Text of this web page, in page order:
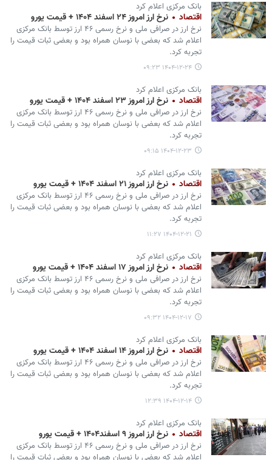
بانک مرکزی اعلام کرد
اقتصاد نرخ ارز امروز ۲۴ اسفند ۱۴۰۴ + قیمت یورو
نرخ ارز در صرافی ملی و نرخ رسمی ۴۶ ارز توسط بانک مرکزی
اعلام شد که بعضی با نوسان همراه بود و بعضی ثبات قیمت را
تجربه کرد.
۱۴۰۴-۱۲-۲۴ ۰۹:۲۳
بانک مرکزی اعلام کرد
اقتصاد نرخ ارز امروز ۲۳ اسفند ۱۴۰۴ + قیمت یورو
نرخ ارز در صرافی ملی و نرخ رسمی ۴۶ ارز توسط بانک مرکزی
اعلام شد که بعضی با نوسان همراه بود و بعضی ثبات قیمت را
تجربه کرد.
۱۴۰۴-۱۲-۲۳ ۰۹:۱۵
بانک مرکزی اعلام کرد
اقتصاد نرخ ارز امروز ۲۱ اسفند ۱۴۰۴ + قیمت یورو
نرخ ارز در صرافی ملی و نرخ رسمی ۴۶ ارز توسط بانک مرکزی
اعلام شد که بعضی با نوسان همراه بود و بعضی ثبات قیمت را
تجربه کرد.
۱۴۰۴-۱۲-۲۱ ۱۱:۲۷
بانک مرکزی اعلام کرد
اقتصاد نرخ ارز امروز ۱۷ اسفند ۱۴۰۴ + قیمت یورو
نرخ ارز در صرافی ملی و نرخ رسمی ۴۶ ارز توسط بانک مرکزی
اعلام شد که بعضی با نوسان همراه بود و بعضی ثبات قیمت را
تجربه کرد.
۱۴۰۴-۱۲-۱۷ ۰۹:۳۲
بانک مرکزی اعلام کرد
اقتصاد نرخ ارز امروز ۱۴ اسفند ۱۴۰۴ + قیمت یورو
نرخ ارز در صرافی ملی و نرخ رسمی ۴۶ ارز توسط بانک مرکزی
اعلام شد که بعضی با نوسان همراه بود و بعضی ثبات قیمت را
تجربه کرد.
۱۴۰۴-۱۲-۱۴ ۱۲:۳۹
بانک مرکزی اعلام کرد
اقتصاد نرخ ارز امروز ۹ اسفند۱۴۰۴ + قیمت یورو
نرخ ارز در صرافی ملی و نرخ رسمی ۴۶ ارز توسط بانک مرکزی
اعلام شد که بعضی با نوسان همراه بود و بعضی ثبات قیمت را